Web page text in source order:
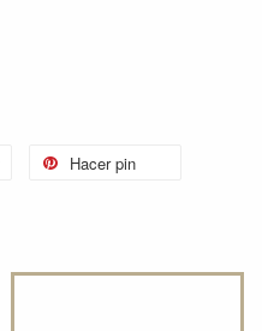
Hacer pin